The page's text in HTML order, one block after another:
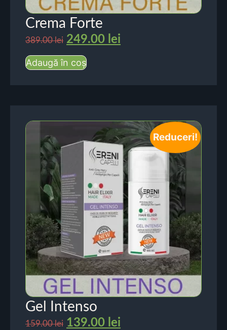
Crema Forte
389.00lei 249.00 lei
Adaugă în coș
Reduceri!
Gel Intenso
159.00lei 139.00 lei